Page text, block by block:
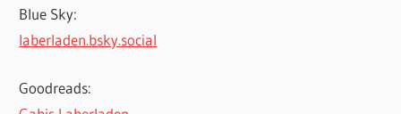
Blue Sky:
laberladen.bsky.social
Goodreads: